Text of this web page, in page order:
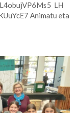
LH
Animatu eta